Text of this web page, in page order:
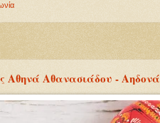
Αθηνά Αθανασιάδου - Αηδονά